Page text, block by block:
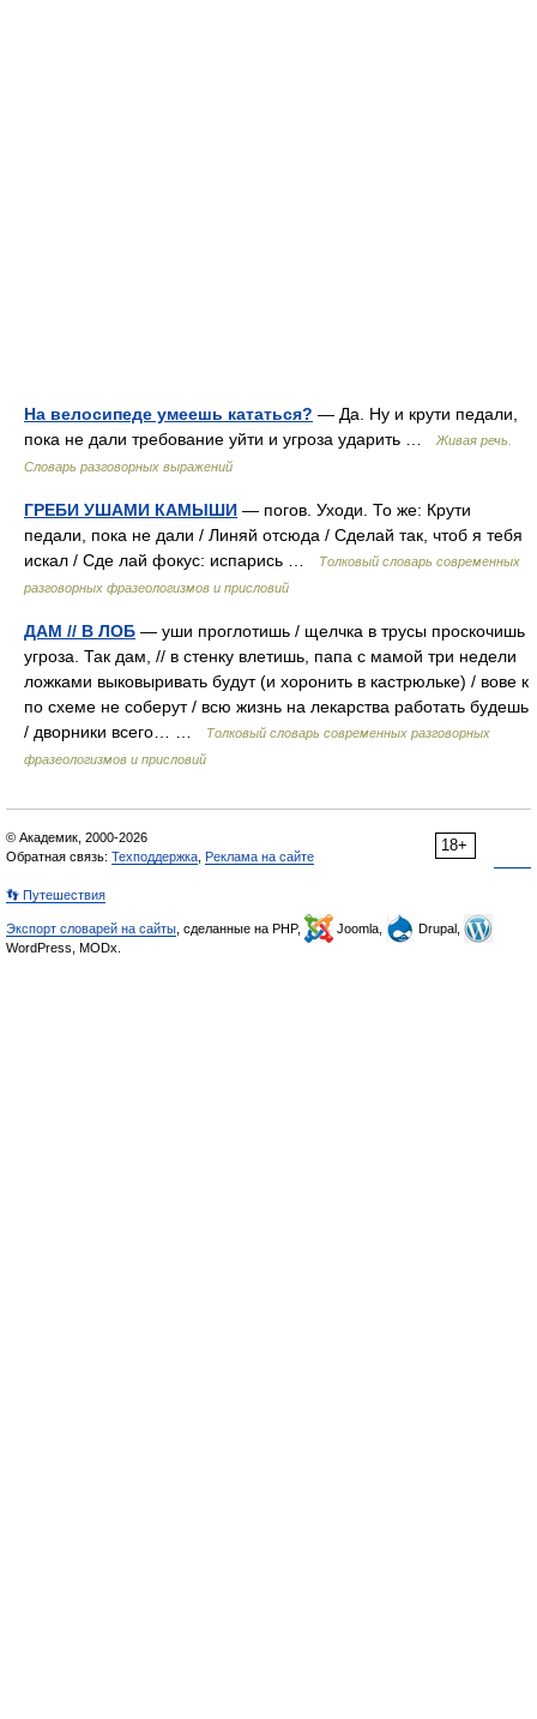
На велосипеде умеешь кататься? — Да. Ну и крути педали,
пока не дали требование уйти и угроза ударить …
Живая речь.
Словарь разговорных выражений
ГРЕБИ УШАМИ КАМЫШИ — погов. Уходи. То же: Крути
педали, пока не дали / Линяй отсюда / Сделай так, чтоб я тебя
искал / Сде лай фокус: испарись …
Толковый словарь современных
разговорных фразеологизмов и присловий
ДАМ // В ЛОБ — уши проглотишь / щелчка в трусы проскочишь
угроза. Так дам, // в стенку влетишь, папа с мамой три недели
ложками выковыривать будут (и хоронить в кастрюльке) / вове к
по схеме не соберут / всю жизнь на лекарства работать будешь
/ дворники всего… …
Толковый словарь современных разговорных
фразеологизмов и присловий
18+
© Академик, 2000-2026
Обратная связь: Техподдержка Реклама на сайте
👣 Путешествия
Экспорт словарей на сайты , сделанные на PHP, Joomla,
Drupal,
WordPress, MODx.